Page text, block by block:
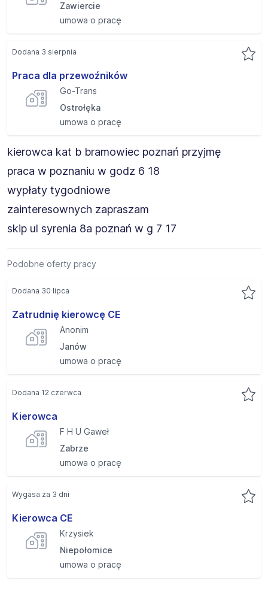
Zawiercie
umowa o pracę
Praca dla przewoźników
Go-Trans
Ostrołęka
umowa o pracę
Dodana 3 sierpnia
kierowca kat b bramowiec poznań przyjmę
praca w poznaniu w godz 6 18
wypłaty tygodniowe
zainteresownych zapraszam
skip ul syrenia 8a poznań w g 7 17
Podobne oferty pracy
Zatrudnię kierowcę CE
Anonim
Janów
umowa o pracę
Dodana 30 lipca
Kierowca
F H U Gaweł
Zabrze
umowa o pracę
Dodana 12 czerwca
Kierowca CE
Krzysiek
Niepołomice
umowa o pracę
Wygasa za 3 dni